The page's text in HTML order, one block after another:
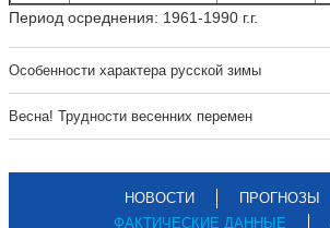
Период осреднения: 1961-1990 г.г.
Особенности характера русской зимы
Весна! Трудности весенних перемен
НОВОСТИ
ПРОГНОЗЫ
ФАКТИЧЕСКИЕ ДАННЫЕ